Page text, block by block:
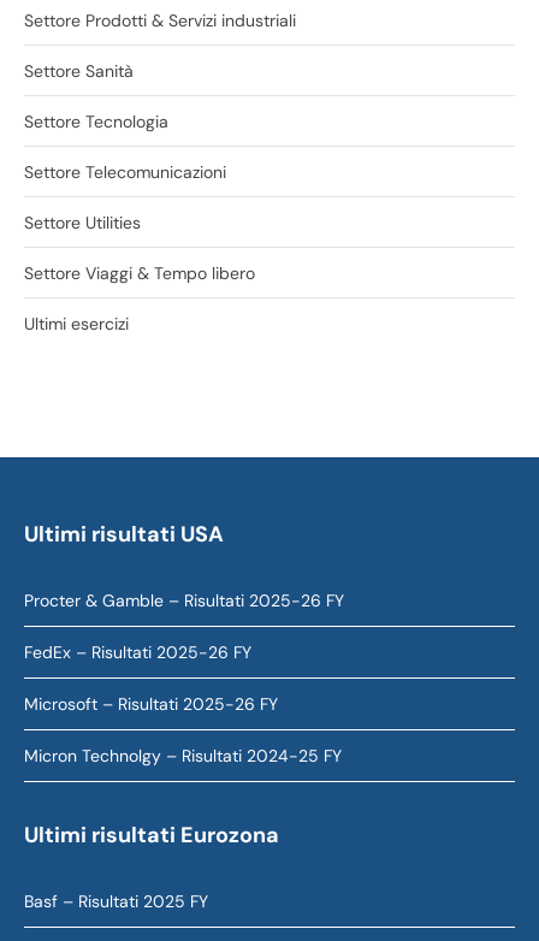
Settore Prodotti & Servizi industriali
Settore Sanità
Settore Tecnologia
Settore Telecomunicazioni
Settore Utilities
Settore Viaggi & Tempo libero
Ultimi esercizi
Ultimi risultati USA
Procter & Gamble – Risultati 2025-26 FY
FedEx – Risultati 2025-26 FY
Microsoft – Risultati 2025-26 FY
Micron Technolgy – Risultati 2024-25 FY
Ultimi risultati Eurozona
Basf – Risultati 2025 FY